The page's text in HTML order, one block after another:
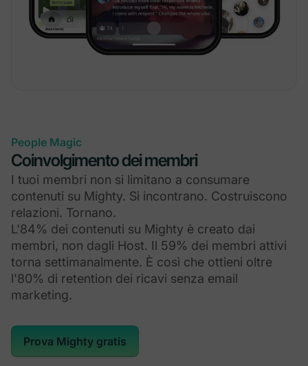
People Magic
Coinvolgimento dei membri
I tuoi membri non si limitano a consumare
contenuti su Mighty. Si incontrano. Costruiscono
relazioni. Tornano.
L'84% dei contenuti su Mighty è creato dai
membri, non dagli Host. Il 59% dei membri attivi
torna settimanalmente. È così che ottieni oltre
l'80% di retention dei ricavi senza email
marketing.
Prova Mighty gratis